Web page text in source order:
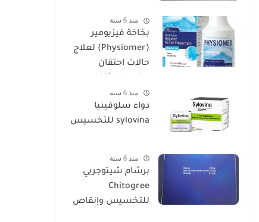
منذ 6 سنة
بخاخة فيزيومير
(Physiomer) لعلاج
حالات احتقان
منذ 6 سنة
دواء سلوفينيا
sylovina للتخسيس
منذ 6 سنة
برشام شيتوجريي
Chitogree
للتخسيس وإنقاص